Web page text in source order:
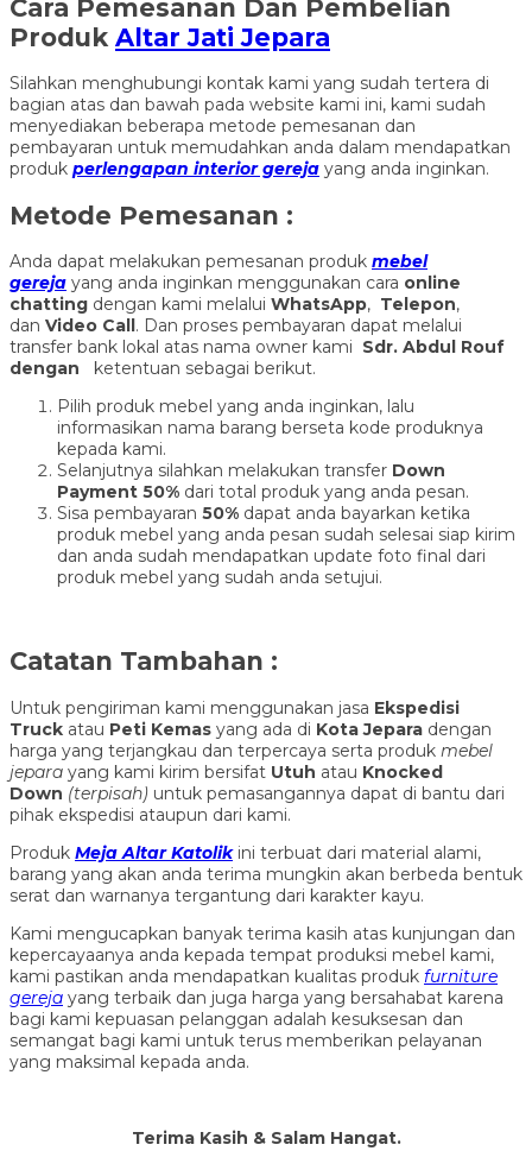
Cara Pemesanan Dan Pembelian
Produk Altar Jati Jepara
Silahkan menghubungi kontak kami yang sudah tertera di
bagian atas dan bawah pada website kami ini, kami sudah
menyediakan beberapa metode pemesanan dan
pembayaran untuk memudahkan anda dalam mendapatkan
produk perlengapan interior gereja yang anda inginkan.
Metode Pemesanan :
Anda dapat melakukan pemesanan produk mebel
gereja yang anda inginkan menggunakan cara online
chatting dengan kami melalui WhatsApp, Telepon,
dan Video Call. Dan proses pembayaran dapat melalui
transfer bank lokal atas nama owner kami Sdr. Abdul Rouf
dengan ketentuan sebagai berikut.
Pilih produk mebel yang anda inginkan, lalu
informasikan nama barang berseta kode produknya
kepada kami.
Selanjutnya silahkan melakukan transfer Down
Payment 50% dari total produk yang anda pesan.
Sisa pembayaran 50% dapat anda bayarkan ketika
produk mebel yang anda pesan sudah selesai siap kirim
dan anda sudah mendapatkan update foto final dari
produk mebel yang sudah anda setujui.
Catatan Tambahan :
Untuk pengiriman kami menggunakan jasa Ekspedisi
Truck atau Peti Kemas yang ada di Kota Jepara dengan
harga yang terjangkau dan terpercaya serta produk mebel
jepara yang kami kirim bersifat Utuh atau Knocked
Down (terpisah) untuk pemasangannya dapat di bantu dari
pihak ekspedisi ataupun dari kami.
Produk Meja Altar Katolikini terbuat dari material alami,
barang yang akan anda terima mungkin akan berbeda bentuk
serat dan warnanya tergantung dari karakter kayu.
Kami mengucapkan banyak terima kasih atas kunjungan dan
kepercayaanya anda kepada tempat produksi mebel kami,
kami pastikan anda mendapatkan kualitas produk furniture
gereja yang terbaik dan juga harga yang bersahabat karena
bagi kami kepuasan pelanggan adalah kesuksesan dan
semangat bagi kami untuk terus memberikan pelayanan
yang maksimal kepada anda.
Terima Kasih & Salam Hangat.